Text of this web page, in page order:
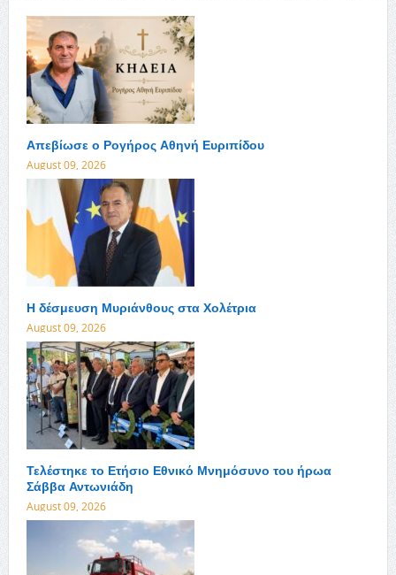
Απεβίωσε ο Ρογήρος Αθηνή Ευριπίδου
August 09, 2026
Η δέσμευση Μυριάνθους στα Χολέτρια
August 09, 2026
Τελέστηκε το Ετήσιο Εθνικό Μνημόσυνο του ήρωα
Σάββα Αντωνιάδη
August 09, 2026